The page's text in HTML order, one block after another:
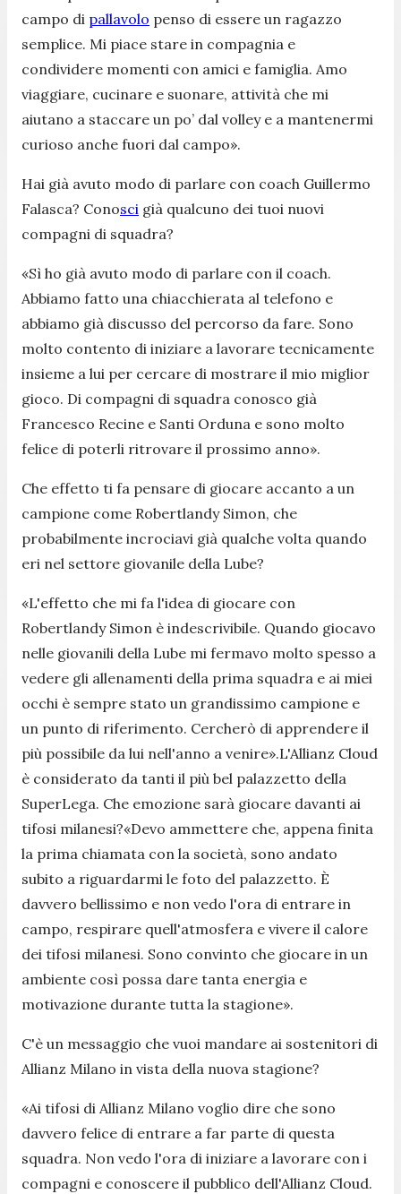
campo di pallavolo penso di essere un ragazzo
semplice. Mi piace stare in compagnia e
condividere momenti con amici e famiglia. Amo
viaggiare, cucinare e suonare, attività che mi
aiutano a staccare un po’ dal volley e a mantenermi
curioso anche fuori dal campo».
Hai già avuto modo di parlare con coach Guillermo
Falasca? Conosci già qualcuno dei tuoi nuovi
compagni di squadra?
«Sì ho già avuto modo di parlare con il coach.
Abbiamo fatto una chiacchierata al telefono e
abbiamo già discusso del percorso da fare. Sono
molto contento di iniziare a lavorare tecnicamente
insieme a lui per cercare di mostrare il mio miglior
gioco. Di compagni di squadra conosco già
Francesco Recine e Santi Orduna e sono molto
felice di poterli ritrovare il prossimo anno».
Che effetto ti fa pensare di giocare accanto a un
campione come Robertlandy Simon, che
probabilmente incrociavi già qualche volta quando
eri nel settore giovanile della Lube?
«L'effetto che mi fa l'idea di giocare con
Robertlandy Simon è indescrivibile. Quando giocavo
nelle giovanili della Lube mi fermavo molto spesso a
vedere gli allenamenti della prima squadra e ai miei
occhi è sempre stato un grandissimo campione e
un punto di riferimento. Cercherò di apprendere il
più possibile da lui nell'anno a venire».L'Allianz Cloud
è considerato da tanti il più bel palazzetto della
SuperLega. Che emozione sarà giocare davanti ai
tifosi milanesi?«Devo ammettere che, appena finita
la prima chiamata con la società, sono andato
subito a riguardarmi le foto del palazzetto. È
davvero bellissimo e non vedo l'ora di entrare in
campo, respirare quell'atmosfera e vivere il calore
dei tifosi milanesi. Sono convinto che giocare in un
ambiente così possa dare tanta energia e
motivazione durante tutta la stagione».
C'è un messaggio che vuoi mandare ai sostenitori di
Allianz Milano in vista della nuova stagione?
«Ai tifosi di Allianz Milano voglio dire che sono
davvero felice di entrare a far parte di questa
squadra. Non vedo l'ora di iniziare a lavorare con i
compagni e conoscere il pubblico dell'Allianz Cloud.